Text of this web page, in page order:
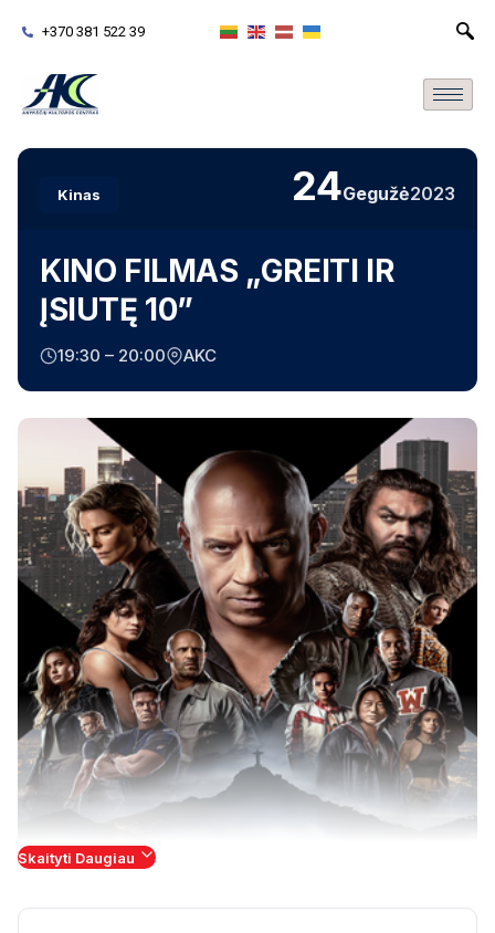
+370 381 522 39
Kinas 24Gegužė2023
KINO FILMAS „GREITI IR
ĮSIUTĘ 10”
19:30 – 20:00 AKC
Skaityti Daugiau